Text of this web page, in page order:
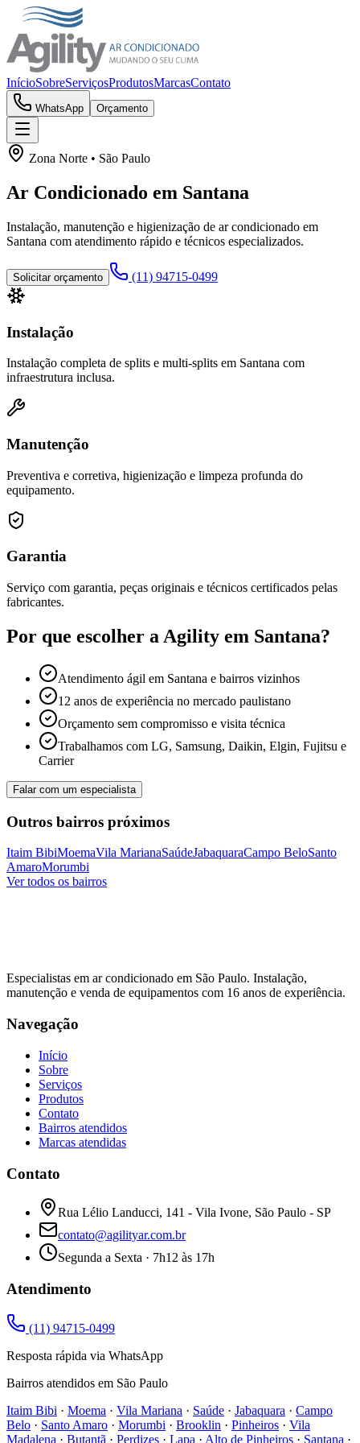
InícioSobreServiçosProdutosMarcasContato
WhatsApp Orçamento
Zona Norte • São Paulo
Ar Condicionado em Santana
Instalação, manutenção e higienização de ar condicionado em
Santana com atendimento rápido e técnicos especializados.
Solicitar orçamento (11) 94715-0499
Instalação
Instalação completa de splits e multi-splits em Santana com
infraestrutura inclusa.
Manutenção
Preventiva e corretiva, higienização e limpeza profunda do
equipamento.
Garantia
Serviço com garantia, peças originais e técnicos certificados pelas
fabricantes.
Por que escolher a Agility em Santana?
Atendimento ágil em Santana e bairros vizinhos
12 anos de experiência no mercado paulistano
Orçamento sem compromisso e visita técnica
Trabalhamos com LG, Samsung, Daikin, Elgin, Fujitsu e
Carrier
Falar com um especialista
Outros bairros próximos
Itaim BibiMoemaVila MarianaSaúdeJabaquaraCampo BeloSanto
AmaroMorumbi
Ver todos os bairros
Especialistas em ar condicionado em São Paulo. Instalação,
manutenção e venda de equipamentos com 16 anos de experiência.
Navegação
Início
Sobre
Serviços
Produtos
Contato
Bairros atendidos
Marcas atendidas
Contato
Rua Lélio Landucci, 141 - Vila Ivone, São Paulo - SP
contato@agilityar.com.br
Segunda a Sexta · 7h12 às 17h
Atendimento
(11) 94715-0499
Resposta rápida via WhatsApp
Bairros atendidos em São Paulo
Itaim Bibi · Moema · Vila Mariana · Saúde · Jabaquara · Campo
Belo · Santo Amaro · Morumbi · Brooklin · Pinheiros · Vila
Madalena · Butantã · Perdizes · Lapa · Alto de Pinheiros · Santana ·